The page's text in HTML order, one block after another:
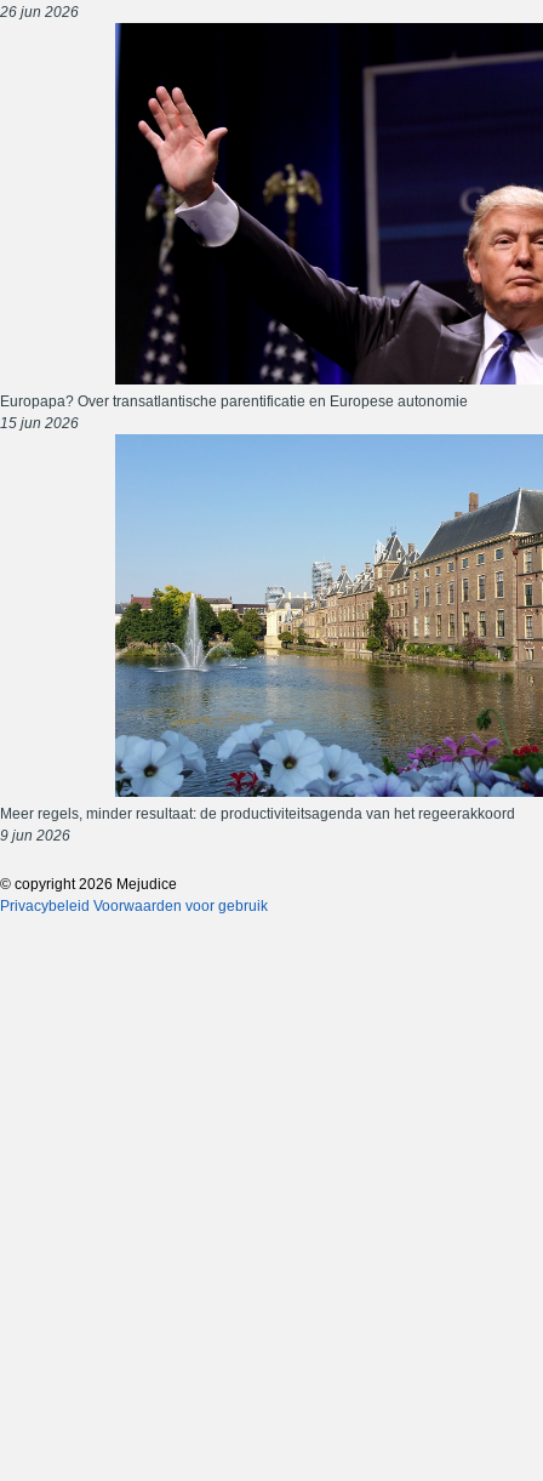
26 jun 2026
Europapa? Over transatlantische parentificatie en Europese autonomie
15 jun 2026
Meer regels, minder resultaat: de productiviteitsagenda van het regeerakkoord
9 jun 2026
© copyright 2026 Mejudice
Privacybeleid Voorwaarden voor gebruik